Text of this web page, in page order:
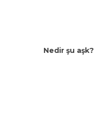
Nedir şu aşk?